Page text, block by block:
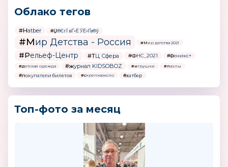
Облако тегов
#Hatber #Џ®ЄгЇ вҐ«Ё ЎЁ«Ґв®ў
#Мир Детства - Россия #Мир детства 2021
#Рельеф-Центр #ТЦ Сфера #ФНС_2021 #Феникс+
#детская одежда #журнал KIDSOBOZ #игрушки #пазлы
#покупатели билетов #скрепкаэкспо #хатбер
Топ-фото за месяц